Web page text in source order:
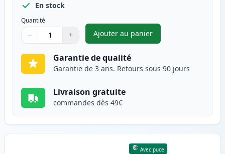
En stock
Quantité
Quantité
Utilisez les boutons pour ajuster
− +
Quantité
Ajouter au panier
,Brother TN247 (TN243)
Garantie de qualité
Garantie de 3 ans. Retours sous 90 jours
Livraison gratuite
commandes dès 49€
Avec puce